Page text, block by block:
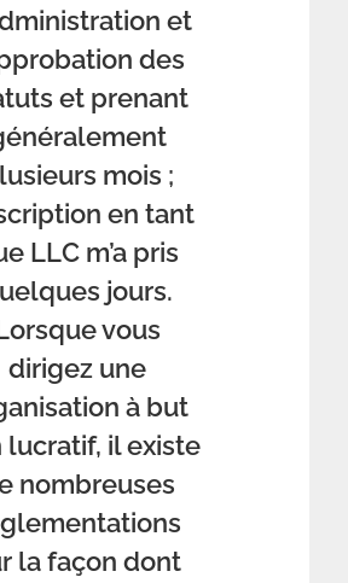
et
des
et prenant
mois ;
en tant
LLC m’a pris
jours.
vous
dirigez une
à but
lucratif, il existe
nombreuses
la façon dont